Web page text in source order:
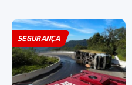
SEGURANÇA